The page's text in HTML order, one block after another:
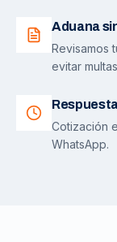
Aduana
Revisamos
evitar
Cotización
WhatsApp.